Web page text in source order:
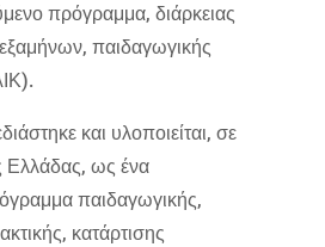
πρόγραμμα, διάρκειας
παιδαγωγικής
και υλοποιείται, σε
Ελλάδας, ως ένα
παιδαγωγικής,
κατάρτισης